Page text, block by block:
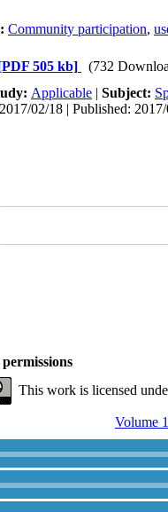
Community participation,
505 kb]
(732
Applicable | Subject:
02/18 | Published:
This work is licensed
Volume